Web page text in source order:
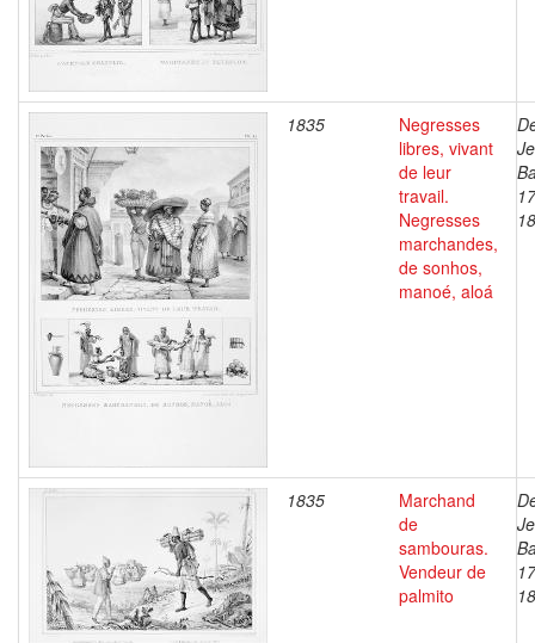
1835
Negresses
libres, vivant
de leur
travail.
Negresses
marchandes,
de sonhos,
manoé, aloá
1835
Marchand
de
sambouras.
Vendeur de
palmito